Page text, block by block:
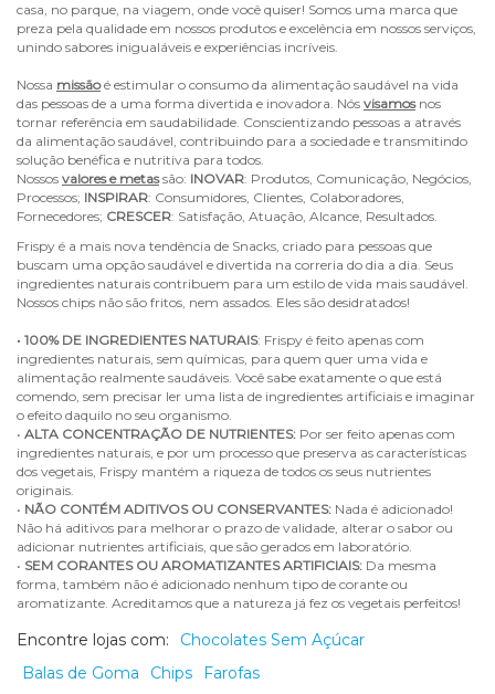
casa, no parque, na viagem, onde você quiser! Somos uma marca que
preza pela qualidade em nossos produtos e excelência em nossos serviços,
unindo sabores inigualáveis e experiências incríveis.
Nossa missãoé estimular o consumo da alimentação saudável na vida
das pessoas de a uma forma divertida e inovadora. Nós visamosnos
tornar referência em saudabilidade. Conscientizando pessoas a através
da alimentação saudável, contribuindo para a sociedade e transmitindo
solução benéfica e nutritiva para todos.
Nossos valores e metassão: INOVAR: Produtos, Comunicação, Negócios,
Processos; INSPIRAR: Consumidores, Clientes, Colaboradores,
Fornecedores; CRESCER: Satisfação, Atuação, Alcance, Resultados.
Frispy é a mais nova tendência de Snacks, criado para pessoas que
buscam uma opção saudável e divertida na correria do dia a dia. Seus
ingredientes naturais contribuem para um estilo de vida mais saudável.
Nossos chips não são fritos, nem assados. Eles são desidratados!
• 100% DE INGREDIENTES NATURAIS: Frispy é feito apenas com
ingredientes naturais, sem químicas, para quem quer uma vida e
alimentação realmente saudáveis. Você sabe exatamente o que está
comendo, sem precisar ler uma lista de ingredientes artificiais e imaginar
o efeito daquilo no seu organismo.
• ALTA CONCENTRAÇÃO DE NUTRIENTES: Por ser feito apenas com
ingredientes naturais, e por um processo que preserva as características
dos vegetais, Frispy mantém a riqueza de todos os seus nutrientes
originais.
• NÃO CONTÉM ADITIVOS OU CONSERVANTES: Nada é adicionado!
Não há aditivos para melhorar o prazo de validade, alterar o sabor ou
adicionar nutrientes artificiais, que são gerados em laboratório.
• SEM CORANTES OU AROMATIZANTES ARTIFICIAIS: Da mesma
forma, também não é adicionado nenhum tipo de corante ou
aromatizante. Acreditamos que a natureza já fez os vegetais perfeitos!
Encontre lojas com:
Chocolates Sem Açúcar
Balas de Goma
Chips Farofas